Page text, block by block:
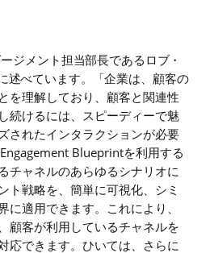
ジメント担当部長であるロブ・
述べています。「企業は、 顧客の
を理解しており、顧客と関連性
続けるには、スピーディーで魅
されたインタラクションが必要
Blueprintを利用する
チャネルのあらゆるシナリオに
ト戦略を、簡単に可視化、シミ
に適用できます。これにより、
顧客が利用しているチャネルを
応できます。ひいては、さらに